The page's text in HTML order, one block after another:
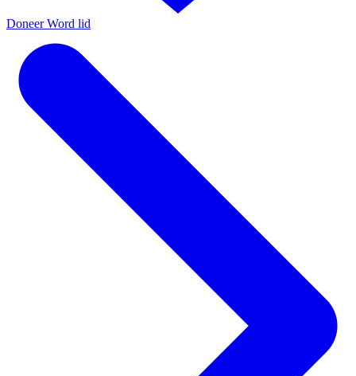
DoneerWord lid